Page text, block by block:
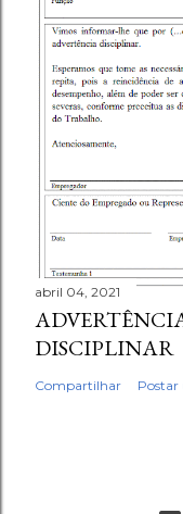
abril 04, 2021
DISCIPLINAR
Compartilhar